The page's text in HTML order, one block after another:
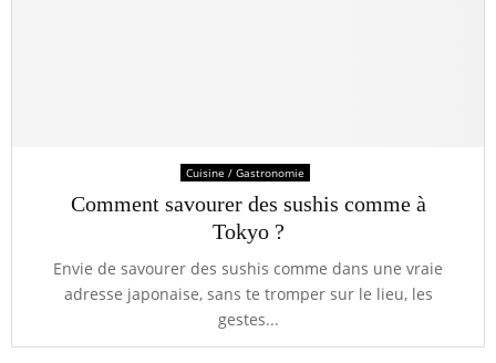
Cuisine / Gastronomie
Comment savourer des sushis comme à
Tokyo ?
Envie de savourer des sushis comme dans une vraie
adresse japonaise, sans te tromper sur le lieu, les
gestes...